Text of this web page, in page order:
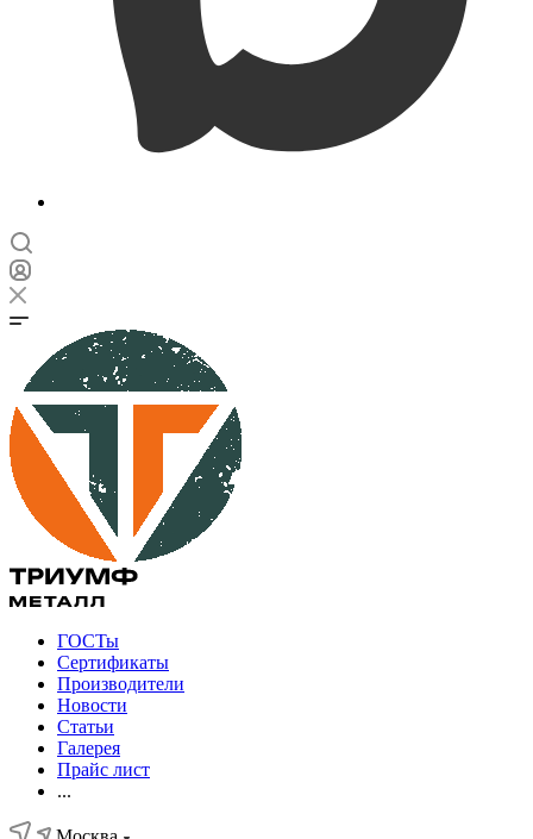
ГОСТы
Сертификаты
Производители
Новости
Статьи
Галерея
Прайс лист
...